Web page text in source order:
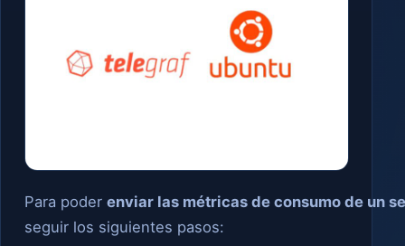
Para poder enviar las métricas de consumo de un
seguir los siguientes pasos: